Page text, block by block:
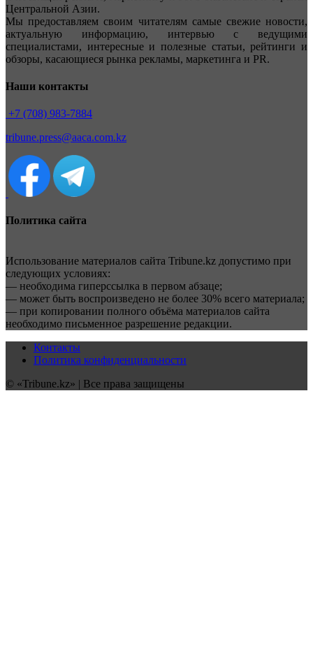
Центральной Азии.
Мы предоставляем своим читателям самые свежие новости,
актуальную информацию, интервью с ведущими
специалистами, интересные и полезные статьи, рейтинги и
обзоры, касающиеся рынка рекламы, маркетинга и PR.
Наши контакты
+7 (708) 983-7884
tribune.press@aaca.com.kz
Политика сайта
Использование материалов сайта Tribune.kz допустимо при
следующих условиях:
— необходима гиперссылка в первом абзаце;
— может быть воспроизведено не более 30% всего материала;
— при копировании полного объёма материалов сайта
необходимо письменное разрешение редакции.
Контакты
Политика конфиденциальности
© «Tribune.kz» | Все права защищены